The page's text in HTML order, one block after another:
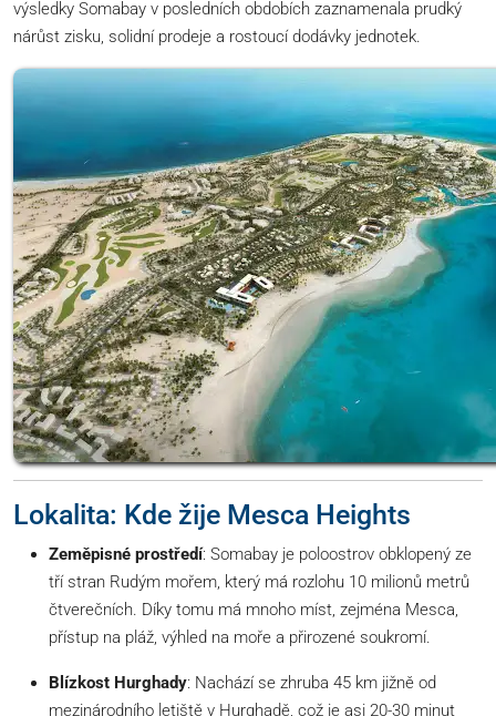
výsledky Somabay v posledních obdobích zaznamenala prudký
nárůst zisku, solidní prodeje a rostoucí dodávky jednotek.
Lokalita: Kde žije Mesca Heights
Zeměpisné prostředí: Somabay je poloostrov obklopený ze
tří stran Rudým mořem, který má rozlohu 10 milionů metrů
čtverečních. Díky tomu má mnoho míst, zejména Mesca,
přístup na pláž, výhled na moře a přirozené soukromí.
Blízkost Hurghady: Nachází se zhruba 45 km jižně od
mezinárodního letiště v Hurghadě, což je asi 20-30 minut